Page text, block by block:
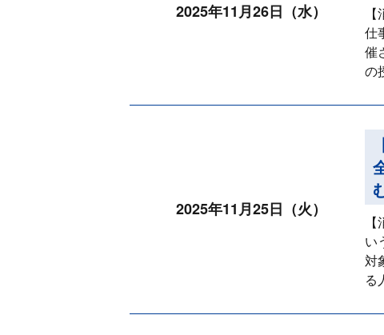
2025年11月26日（水）
仕
催
の
2025年11月25日（火）
い
対
る